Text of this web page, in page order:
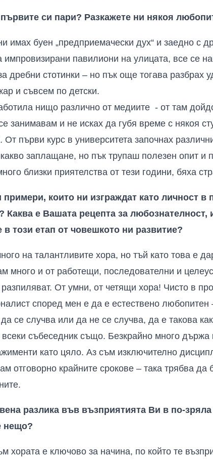
си пари? Разкажете ни някоя
имах буен „предприемачески дух“ и заедно с
импровизирани павилиони на улицата, все се
дребни стотинки – но пък още тогава разбрах
и съвсем по детски.
нищо различно от медиите - от там
занимавам и не исках да губя време с някоя
първи курс в университета започнах
заплащане, но пък трупаш полезен опит и
близки приятелства от тези години, бяха
които ни изграждат като личност в
е Вашата рецепта за любознателност,
този етап от човешкото ни развитие?
на талантливите хора, но тъй като това е
много и от работещи, последователни и
разпиляват. От умни, от четящи хора! Чисто в
според мен е да е естествено любопитен
се случва или да не се случва, да е такова
всеки събеседник също. Безкрайно много държа
като цяло. Аз съм изключително
отговорно крайните срокове – така трябва да
разлика във възприятията Ви в по-зряла
нещо?
хората е ключово за начина, по който те